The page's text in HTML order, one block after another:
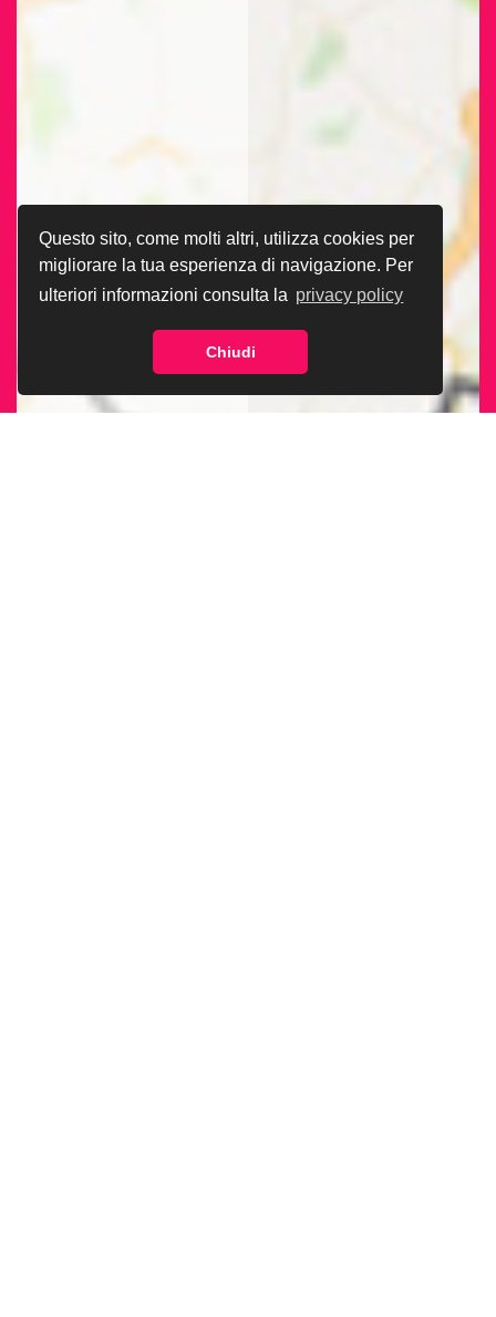
Questo sito, come molti altri, utilizza cookies per
migliorare la tua esperienza di navigazione. Per
ulteriori informazioni consulta la privacy policy
Chiudi